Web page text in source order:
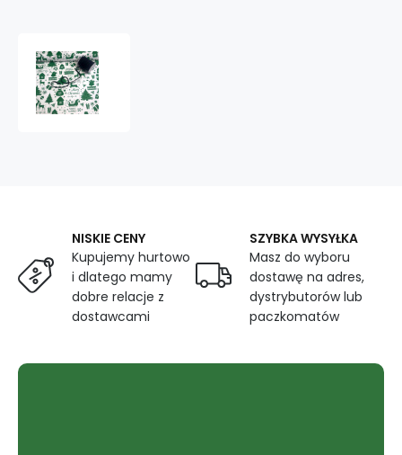
NISKIE CENY
Kupujemy hurtowo
i dlatego mamy
dobre relacje z
dostawcami
SZYBKA WYSYŁKA
Masz do wyboru
dostawę na adres,
dystrybutorów lub
paczkomatów